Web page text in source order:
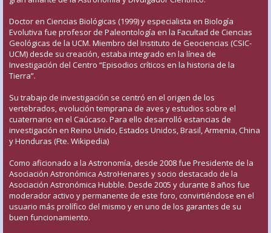
Doctor en Ciencias Biológicas (1999) y especialista en Biología
Evolutiva fue profesor de Paleontología en la Facultad de Ciencias
Geológicas de la UCM. Miembro del Instituto de Geociencias (CSIC-
UCM) desde su creación, estaba integrado en la línea de
Investigación del Centro “Episodios críticos en la historia de la
Tierra”.
Su trabajo de investigación se centró en el origen de los
vertebrados, evolución temprana de aves y estudios sobre el
cuaternario en el Caúcaso. Para ello desarrolló estancias de
investigación en Reino Unido, Estados Unidos, Brasil, Armenia, China
y Honduras (Fte. Wikipedia)
Como aficionado a la Astronomía, desde 2008 fue Presidente de la
Asociación Astronómica AstroHenares y socio destacado de la
Asociación Astronómica Hubble. Desde 2005 y durante 8 años fue
moderador activo y permanente de este foro, convirtiéndose en el
usuario más prolífico del mismo y en uno de los garantes de su
buen funcionamiento.